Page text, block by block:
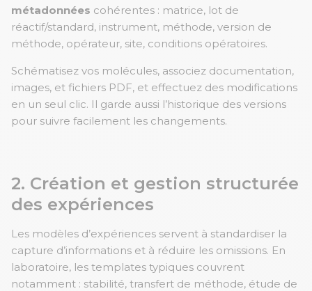
métadonnées cohérentes : matrice, lot de
réactif/standard, instrument, méthode, version de
méthode, opérateur, site, conditions opératoires.
Schématisez vos molécules, associez documentation,
images, et fichiers PDF, et effectuez des modifications
en un seul clic. Il garde aussi l’historique des versions
pour suivre facilement les changements.
2. Création et gestion structurée
des expériences
Les modèles d’expériences servent à standardiser la
capture d’informations et à réduire les omissions. En
laboratoire, les templates typiques couvrent
notamment : stabilité, transfert de méthode, étude de